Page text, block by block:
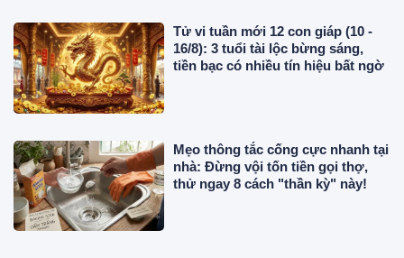
Tử vi tuần mới 12 con giáp (10 -
16/8): 3 tuổi tài lộc bừng sáng,
tiền bạc có nhiều tín hiệu bất ngờ
Mẹo thông tắc cống cực nhanh tại
nhà: Đừng vội tốn tiền gọi thợ,
thử ngay 8 cách "thần kỳ" này!